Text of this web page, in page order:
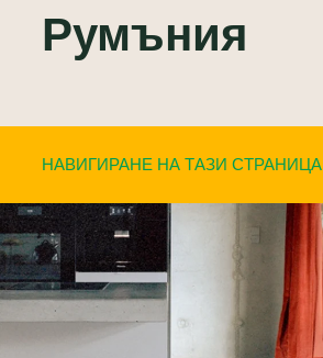
Румъния
НАВИГИРАНЕ НА ТАЗИ СТРАНИЦА